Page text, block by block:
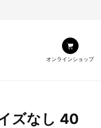
オンラインショップ
ズなし 40